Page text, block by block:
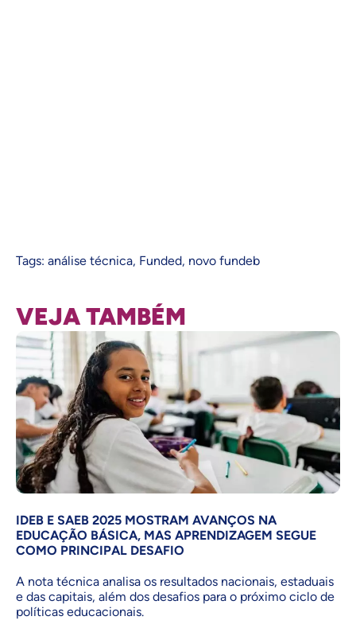
Tags: análise técnica, Funded, novo fundeb
VEJA TAMBÉM
IDEB E SAEB 2025 MOSTRAM AVANÇOS NA
EDUCAÇÃO BÁSICA, MAS APRENDIZAGEM SEGUE
COMO PRINCIPAL DESAFIO
A nota técnica analisa os resultados nacionais, estaduais
e das capitais, além dos desafios para o próximo ciclo de
políticas educacionais.